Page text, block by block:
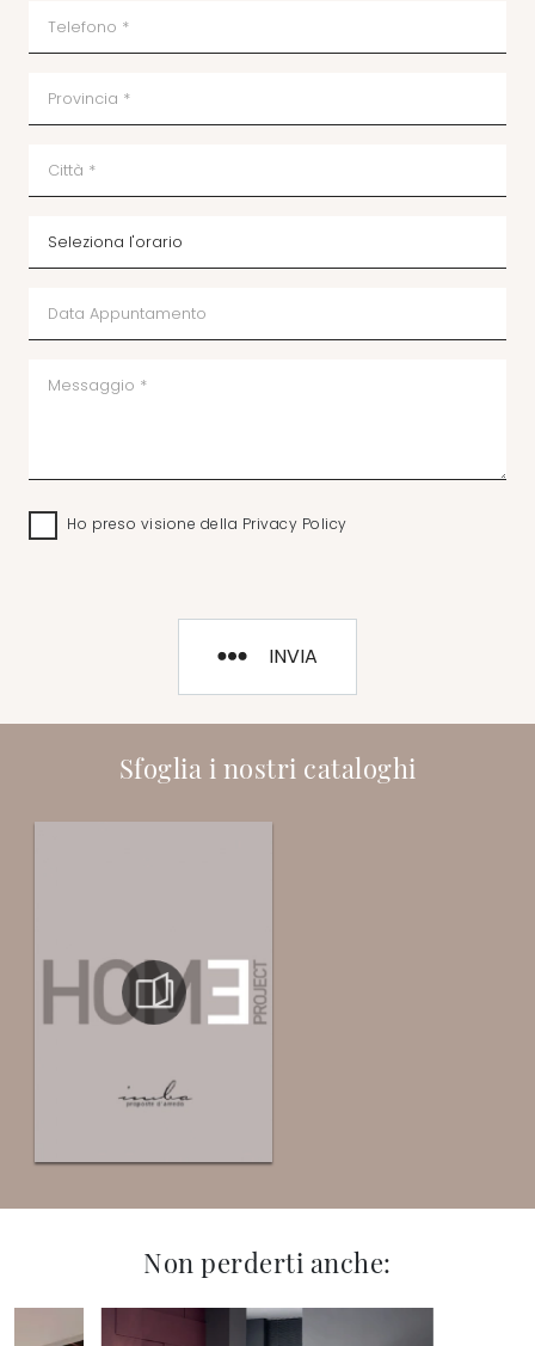
Sfoglia i nostri cataloghi
Ho preso visione della Privacy Policy
INVIA
Non perderti anche: